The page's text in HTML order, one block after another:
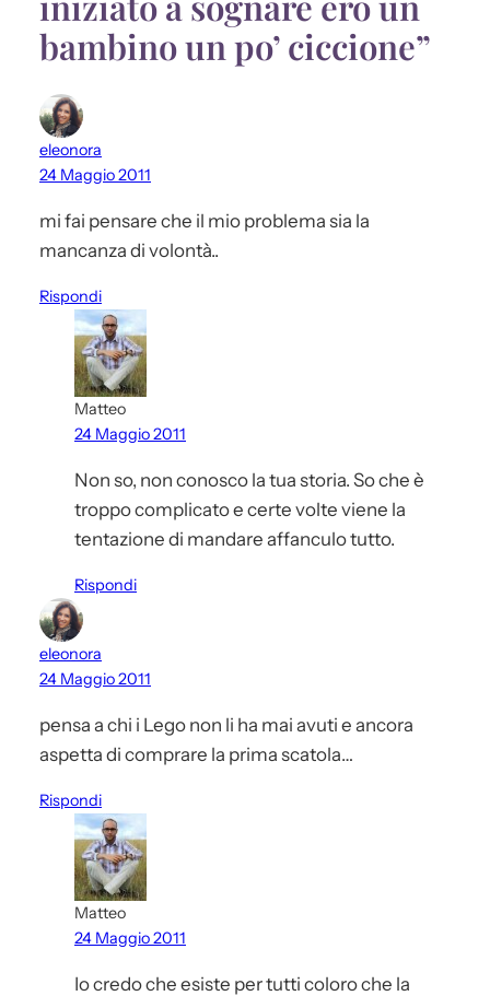
bambino un po’ ciccione”
eleonora
24 Maggio 2011
mi fai pensare che il mio problema sia la
mancanza di volontà..
Rispondi
Matteo
24 Maggio 2011
Non so, non conosco la tua storia. So che è
troppo complicato e certe volte viene la
tentazione di mandare affanculo tutto.
Rispondi
eleonora
24 Maggio 2011
pensa a chi i Lego non li ha mai avuti e ancora
aspetta di comprare la prima scatola…
Rispondi
Matteo
24 Maggio 2011
Io credo che esiste per tutti coloro che la